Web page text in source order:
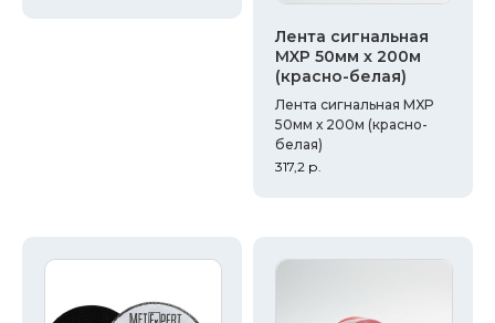
Лента сигнальная
MXP 50мм х 200м
(красно-белая)
Лента сигнальная MXP
50мм х 200м (красно-
белая)
317,2 р.